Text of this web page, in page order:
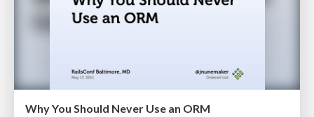
Why You Should Never Use an ORM